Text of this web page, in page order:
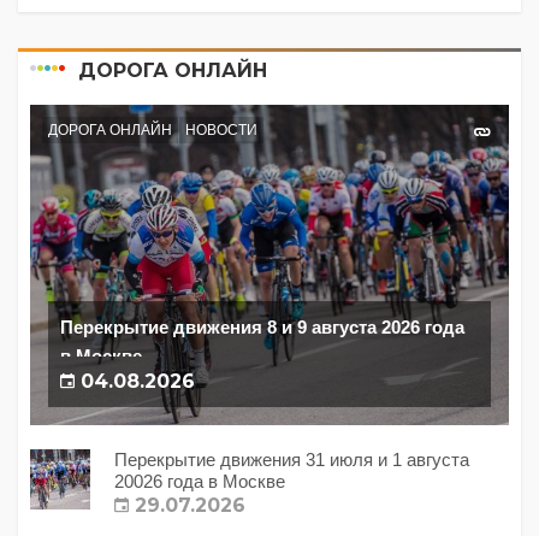
ДОРОГА ОНЛАЙН
ДОРОГА ОНЛАЙН НОВОСТИ
Перекрытие движения 8 и 9 августа 2026 года
в Москве
04.08.2026
Перекрытие движения 31 июля и 1 августа
20026 года в Москве
29.07.2026